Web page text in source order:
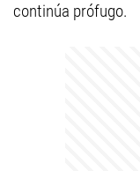
continúa prófugo.